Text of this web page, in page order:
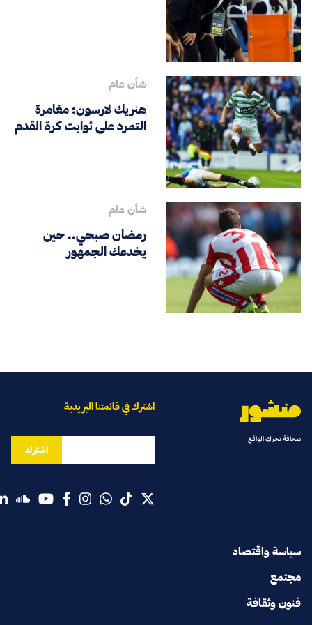
شأن عام
هنريك لارسون: مغامرة
التمرد على ثوابت كرة القدم
شأن عام
رمضان صبحي.. حين
يخدعك الجمهور
صحافة تحرك الواقع
سياسة واقتصاد
مجتمع
فنون وثقافة
اشترك في قائمتنا البريدية
اشترك